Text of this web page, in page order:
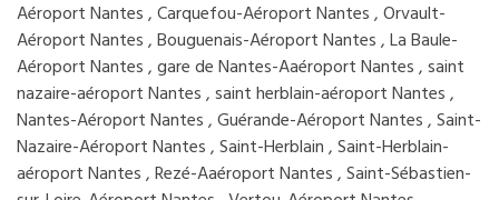
Aéroport Nantes , Carquefou-Aéroport Nantes , Orvault-
Aéroport Nantes , Bouguenais-Aéroport Nantes , La Baule-
Aéroport Nantes , gare de Nantes-Aaéroport Nantes , saint
nazaire-aéroport Nantes , saint herblain-aéroport Nantes ,
Nantes-Aéroport Nantes , Guérande-Aéroport Nantes , Saint-
Nazaire-Aéroport Nantes , Saint-Herblain , Saint-Herblain-
aéroport Nantes , Rezé-Aaéroport Nantes , Saint-Sébastien-